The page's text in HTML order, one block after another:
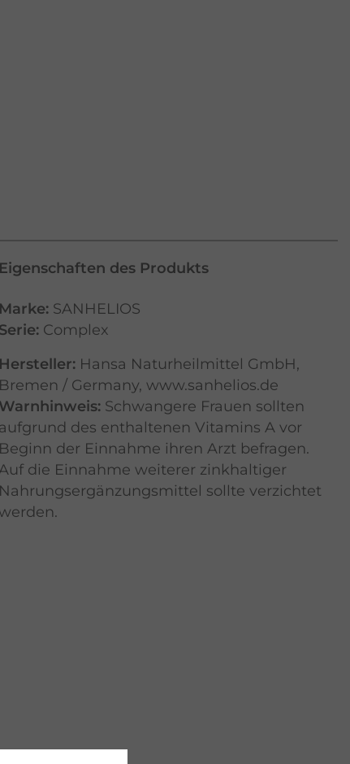
Eigenschaften des Produkts
Marke: SANHELIOS
Serie: Complex
Hersteller: Hansa Naturheilmittel GmbH,
Bremen / Germany, www.sanhelios.de
Warnhinweis: Schwangere Frauen sollten
aufgrund des enthaltenen Vitamins A vor
Beginn der Einnahme ihren Arzt befragen.
die Einnahme weiterer zinkhaltiger
Nahrungsergänzungsmittel sollte verzichtet